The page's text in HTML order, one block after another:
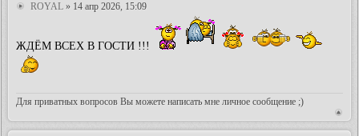
ROYAL » 14 апр 2026, 15:09
ЖДЁМ ВСЕХ В ГОСТИ !!!
Для приватных вопросов Вы можете написать мне личное сообщение ;)